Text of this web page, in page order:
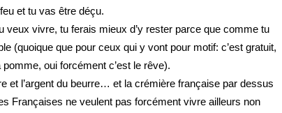
et tu vas être déçu.
veux vivre, tu ferais mieux d’y rester parce que comme tu
(quoique que pour ceux qui y vont pour motif: c’est gratuit,
oui forcément c’est le rêve).
et l’argent du beurre… et la crémière française par dessus
Françaises ne veulent pas forcément vivre ailleurs non